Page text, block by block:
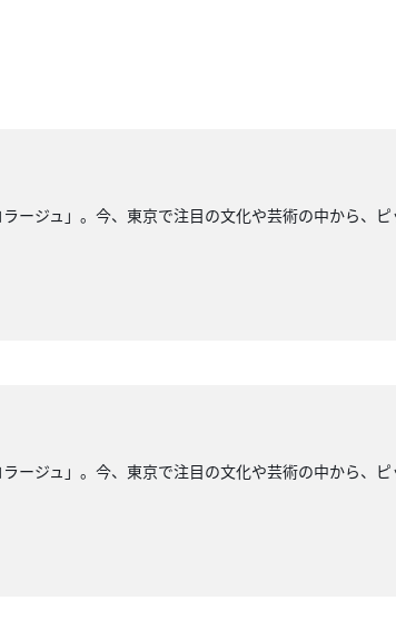
ージュ」。今、東京で注目の文化や芸術の中から、
ージュ」。今、東京で注目の文化や芸術の中から、